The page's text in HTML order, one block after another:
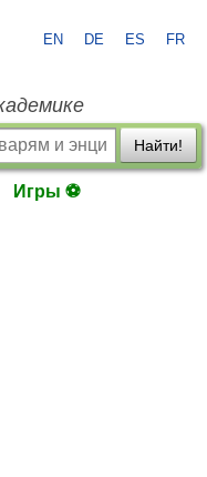
EN DE ES FR
Найти!
Игры ⚽